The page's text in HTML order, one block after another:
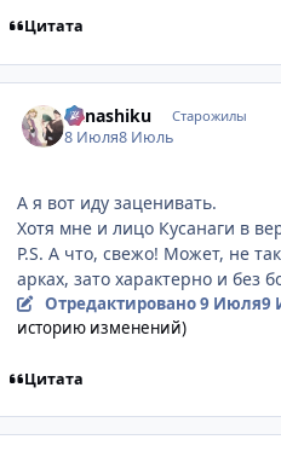
Цитата
Kanashiku Старожилы
8 Июля8 Июль
А я вот иду заценивать.
Хотя мне и лицо Кусанаги в
P.S. А что, свежо! Может, не
арках, зато характерно и без
Отредактировано9 Июля9
историю изменений)
Цитата